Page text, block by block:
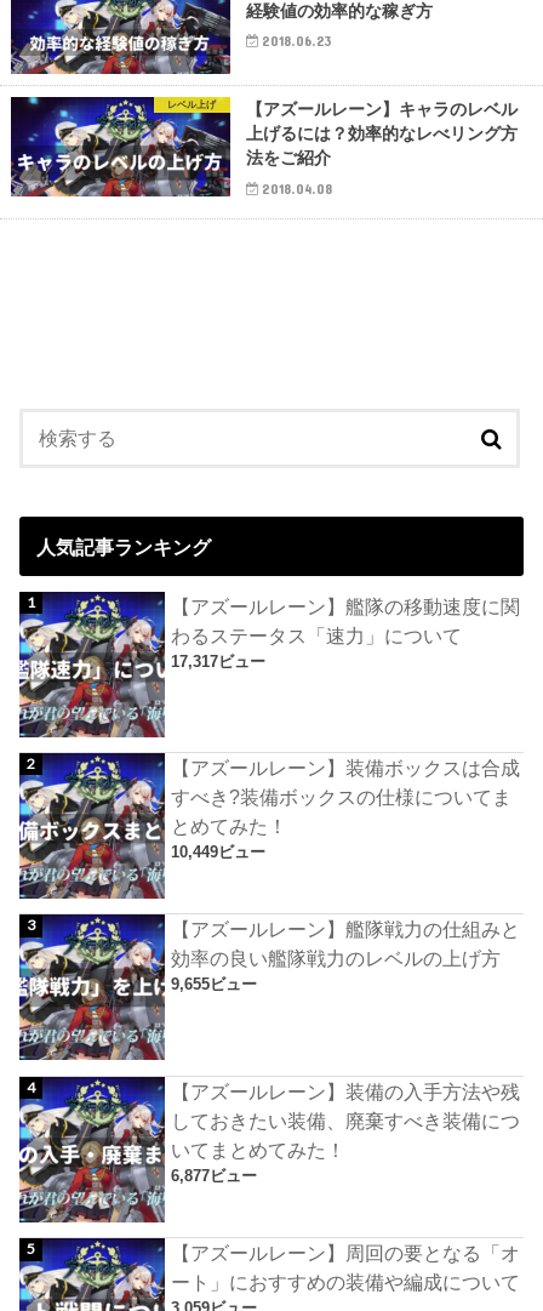
経験値の効率的な稼ぎ方
2018.06.23
レベル上げ
【アズールレーン】キャラのレベル
上げるには？効率的なレべリング方
法をご紹介
2018.04.08
人気記事ランキング
【アズールレーン】艦隊の移動速度に関
わるステータス「速力」について
17,317ビュー
【アズールレーン】装備ボックスは合成
すべき?装備ボックスの仕様についてま
とめてみた！
10,449ビュー
【アズールレーン】艦隊戦力の仕組みと
効率の良い艦隊戦力のレベルの上げ方
9,655ビュー
【アズールレーン】装備の入手方法や残
しておきたい装備、廃棄すべき装備につ
いてまとめてみた！
6,877ビュー
【アズールレーン】周回の要となる「オ
ート」におすすめの装備や編成について